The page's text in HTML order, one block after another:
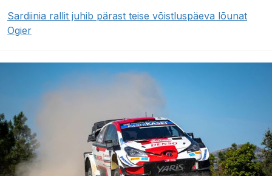
Sardiinia rallit juhib pärast teise võistluspäeva lõunat
Ogier